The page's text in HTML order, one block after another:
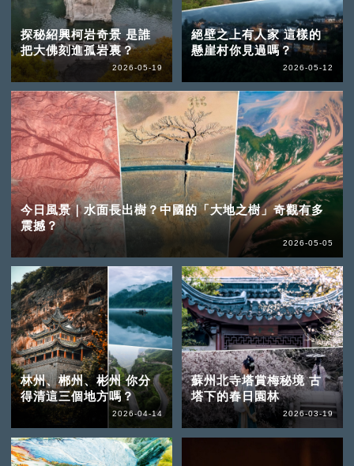
探秘紹興柯岩奇景 是誰
把大佛刻進孤岩裏？
2026-05-19
絕壁之上有人家 這樣的
懸崖村你見過嗎？
2026-05-12
今日風景｜水面長出樹？中國的「大地之樹」奇觀有多
震撼？
2026-05-05
林州、郴州、彬州 你分
得清這三個地方嗎？
2026-04-14
蘇州北寺塔賞梅秘境 古
塔下的春日園林
2026-03-19